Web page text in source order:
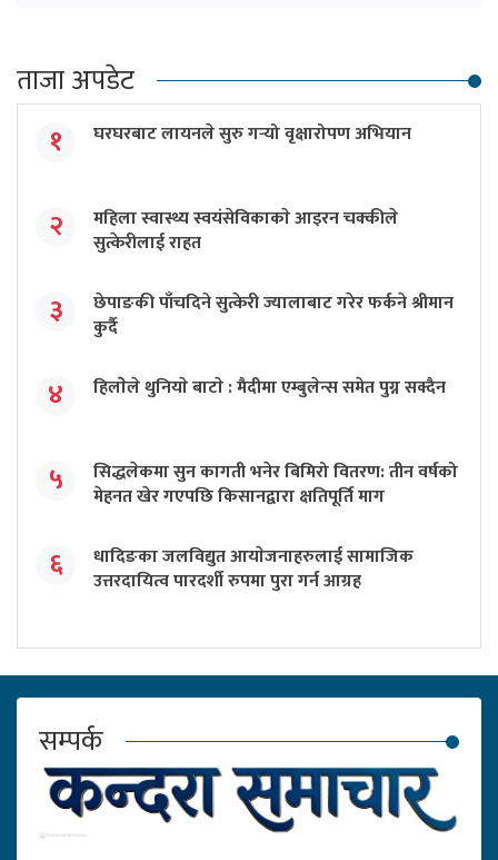
ताजा अपडेट
१ घरघरबाट लायनले सुरु गर्‍यो वृक्षारोपण अभियान
२
महिला स्वास्थ्य स्वयंसेविकाकाे आइरन चक्कीले
सुत्केरीलाई राहत
३
छेपाङकी पाँचदिने सुत्केरी ज्यालाबाट गरेर फर्कने श्रीमान
कुर्दै
४ हिलाेेले थुनियाे बाटाे : मैदीमा एम्बुलेन्स समेत पुग्न सक्दैन
५
सिद्धलेकमा सुन कागती भनेर बिमिरो वितरण: तीन वर्षको
मेहनत खेर गएपछि किसानद्वारा क्षतिपूर्ति माग
६
धादिङका जलविद्युत आयाेजनाहरुलाई सामाजिक
उत्तरदायित्व पारदर्शी रुपमा पुरा गर्न आग्रह
सम्पर्क